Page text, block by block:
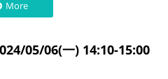
More
05/06(一) 14:10-15:00